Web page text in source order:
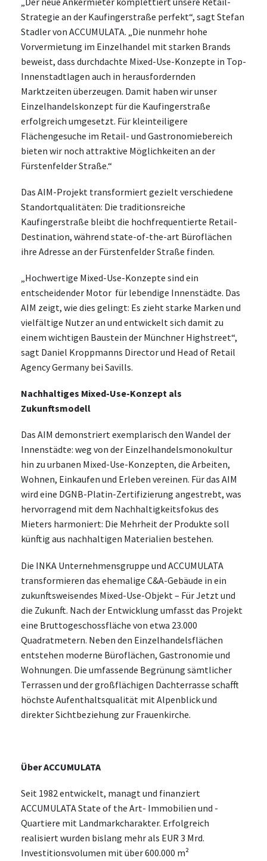
Strategie an der Kaufingerstraße perfekt“, sagt Stefan
Stadler von ACCUMULATA. „Die nunmehr hohe
Vorvermietung im Einzelhandel mit starken Brands
beweist, dass durchdachte Mixed-Use-Konzepte in Top-
Innenstadtlagen auch in herausfordernden
Marktzeiten überzeugen. Damit haben wir unser
Einzelhandelskonzept für die Kaufingerstraße
erfolgreich umgesetzt. Für kleinteiligere
Flächengesuche im Retail- und Gastronomiebereich
bieten wir noch attraktive Möglichkeiten an der
Fürstenfelder Straße.“
Das AIM-Projekt transformiert gezielt verschiedene
Standortqualitäten: Die traditionsreiche
Kaufingerstraße bleibt die hochfrequentierte Retail-
Destination, während state-of-the-art Büroflächen
ihre Adresse an der Fürstenfelder Straße finden.
„Hochwertige Mixed-Use-Konzepte sind ein
entscheidender Motor für lebendige Innenstädte. Das
AIM zeigt, wie dies gelingt: Es zieht starke Marken und
vielfältige Nutzer an und entwickelt sich damit zu
einem wichtigen Baustein der Münchner Highstreet“,
sagt Daniel Kroppmanns Director und Head of Retail
Agency Germany bei Savills.
Nachhaltiges Mixed-Use-Konzept als
Zukunftsmodell
Das AIM demonstriert exemplarisch den Wandel der
Innenstädte: weg von der Einzelhandelsmonokultur
hin zu urbanen Mixed-Use-Konzepten, die Arbeiten,
Wohnen, Einkaufen und Erleben vereinen. Für das AIM
wird eine DGNB-Platin-Zertifizierung angestrebt, was
hervorragend mit dem Nachhaltigkeitsfokus des
Mieters harmoniert: Die Mehrheit der Produkte soll
künftig aus nachhaltigen Materialien bestehen.
Die INKA Unternehmensgruppe und ACCUMULATA
transformieren das ehemalige C&A-Gebäude in ein
zukunftsweisendes Mixed-Use-Objekt – Für Jetzt und
die Zukunft. Nach der Entwicklung umfasst das Projekt
eine Bruttogeschossfläche von etwa 23.000
Quadratmetern. Neben den Einzelhandelsflächen
entstehen moderne Büroflächen, Gastronomie und
Wohnungen. Die umfassende Begrünung sämtlicher
Terrassen und der großflächigen Dachterrasse schafft
höchste Aufenthaltsqualität mit Alpenblick und
direkter Sichtbeziehung zur Frauenkirche.
Über ACCUMULATA
Seit 1982 entwickelt, managt und finanziert
ACCUMULATA State of the Art- Immobilien und -
Quartiere mit Landmarkcharakter. Erfolgreich
realisiert wurden bislang mehr als EUR 3 Mrd.
Investitionsvolumen mit über 600.000 m²